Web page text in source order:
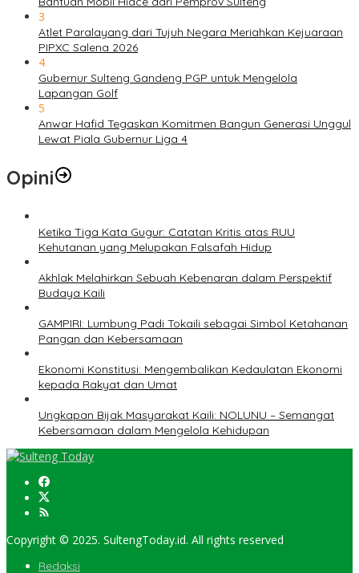
3
Atlet Paralayang dari Tujuh Negara Meriahkan Kejuaraan
PIPXC Salena 2026
4
Gubernur Sulteng Gandeng PGP untuk Mengelola
Lapangan Golf
5
Anwar Hafid Tegaskan Komitmen Bangun Generasi Unggul
Lewat Piala Gubernur Liga 4
Opini
Ketika Tiga Kata Gugur: Catatan Kritis atas RUU
Kehutanan yang Melupakan Falsafah Hidup
Akhlak Melahirkan Sebuah Kebenaran dalam Perspektif
Budaya Kaili
GAMPIRI: Lumbung Padi Tokaili sebagai Simbol Ketahanan
Pangan dan Kebersamaan
Ekonomi Konstitusi: Mengembalikan Kedaulatan Ekonomi
kepada Rakyat dan Umat
Ungkapan Bijak Masyarakat Kaili: NOLUNU – Semangat
Kebersamaan dalam Mengelola Kehidupan
Copyright © 2025. SultengToday.id. All rights reserved
Redaksi